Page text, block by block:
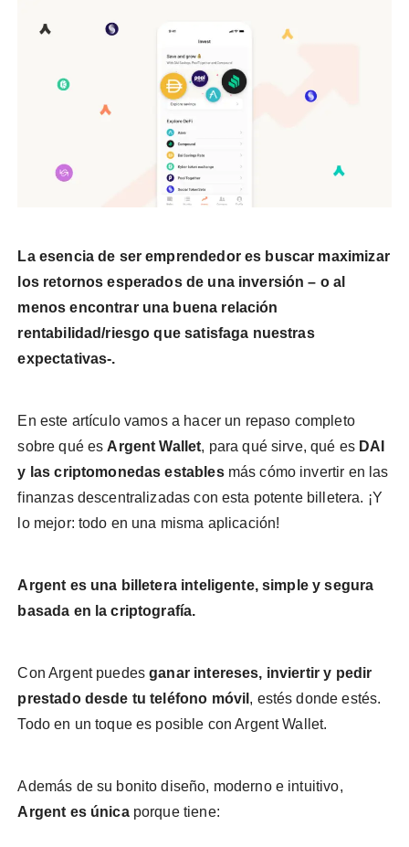
La esencia de ser emprendedor es buscar maximizar
los retornos esperados de una inversión – o al
menos encontrar una buena relación
rentabilidad/riesgo que satisfaga nuestras
expectativas-.
En este artículo vamos a hacer un repaso completo
sobre qué es Argent Wallet, para qué sirve, qué es DAI
y las criptomonedas estables más cómo invertir en las
finanzas descentralizadas con esta potente billetera. ¡Y
lo mejor: todo en una misma aplicación!
Argent es una billetera inteligente, simple y segura
basada en la criptografía.
Con Argent puedesganar intereses, inviertir y pedir
prestado desde tu teléfono móvil , estés donde estés.
Todo en un toque es posible con Argent Wallet.
Además de su bonito diseño, moderno e intuitivo,
Argent es únicaporque tiene: